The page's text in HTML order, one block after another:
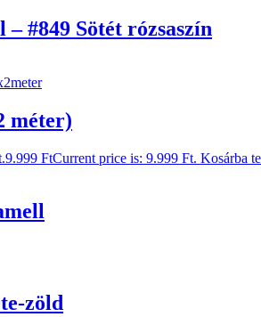
#849 Sötét rózsaszín
méter)
9.999 FtCurrent price is: 9.999 Ft. Kosárba
zöld